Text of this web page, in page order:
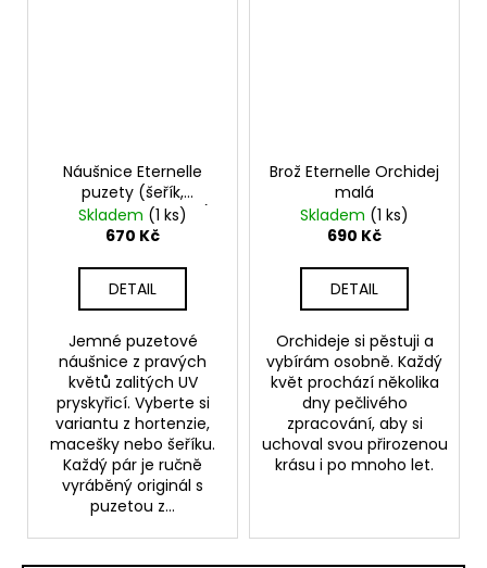
Náušnice Eternelle
puzety (šeřík,
hortenzie, maceška)
Skladem (1 ks)
670 Kč
DETAIL
Jemné puzetové
náušnice z pravých
květů zalitých UV
pryskyřicí. Vyberte si
variantu z hortenzie,
macešky nebo šeříku.
Každý pár je ručně
vyráběný originál s
puzetou z...
Brož Eternelle Orchidej
malá
Skladem (1 ks)
690 Kč
DETAIL
Orchideje si pěstuji a
vybírám osobně. Každý
květ prochází několika
dny pečlivého
zpracování, aby si
uchoval svou přirozenou
krásu i po mnoho let.